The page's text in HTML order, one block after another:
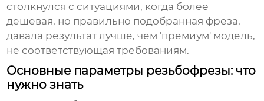
столкнулся с ситуациями, когда более
дешевая, но правильно подобранная фреза,
давала результат лучше, чем 'премиум' модель,
не соответствующая требованиям.
Основные параметры резьбофрезы: что
нужно знать